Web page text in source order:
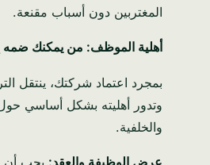
المغتربين دون أسباب مقنعة.
أهلية الموظف: من يمكنك ضمه
بمجرد اعتماد شركتك، ينتقل
وتدور أهليته بشكل أساسي
والخلفية.
عرض الوظيفة والعقد: يجب أن